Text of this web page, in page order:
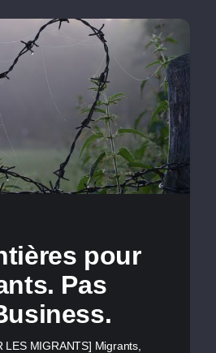
pour
Pas
LES MIGRANTS] Migrants,